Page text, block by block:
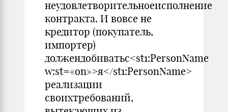
неудовлетворительноеисполнение
контракта. И вовсе не
кредитор (покупатель,
импортер)
должендобиватьс<st1:PersonName
w:st=«on»>я</st1:PersonName>
реализации
своихтребований,